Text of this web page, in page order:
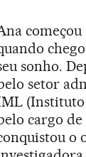
começou
sonho.
setor
(Instituto
cargo de
o